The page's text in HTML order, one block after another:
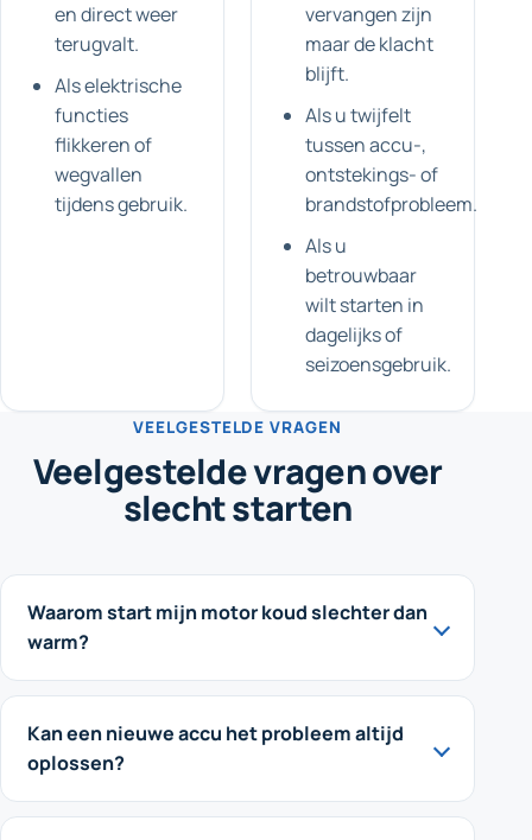
en direct weer
terugvalt.
Als elektrische
functies
flikkeren of
wegvallen
tijdens gebruik.
vervangen zijn
maar de klacht
blijft.
Als u twijfelt
tussen accu-,
ontstekings- of
brandstofprobleem.
Als u
betrouwbaar
wilt starten in
dagelijks of
seizoensgebruik.
VEELGESTELDE VRAGEN
Veelgestelde vragen over
slecht starten
Waarom start mijn motor koud slechter dan
warm?
Kan een nieuwe accu het probleem altijd
oplossen?